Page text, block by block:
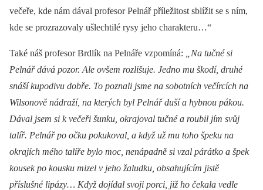
večeře, kde nám dával profesor Pelnář příležitost sblížit se s ním,
kde se prozrazovaly ušlechtilé rysy jeho charakteru…“
Také náš profesor Brdlík na Pelnáře vzpomíná:
„Na tučné si
Pelnář dává pozor. Ale ovšem rozlišuje. Jedno mu škodí, druhé
snáší kupodivu dobře. To poznali jsme na sobotních večírcích na
Wilsonově nádraží, na kterých byl Pelnář duší a hybnou pákou.
Dával jsem si k večeři šunku, okrajoval tučné a roubil jím svůj
talíř. Pelnář po očku pokukoval, a když už mu toho špeku na
okrajích mého talíře bylo moc, nenápadně si vzal párátko a špek
kousek po kousku mizel v jeho žaludku, obsahujícím jistě
příslušné lipázy… Když dojídal svoji porci, již ho čekala vedle